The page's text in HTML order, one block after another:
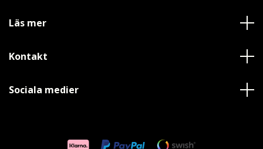
Läs mer
Kontakt
Sociala medier